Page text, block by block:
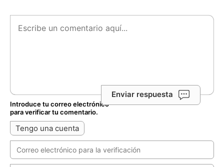
Enviar respuesta
Introduce tu correo electrónico
para verificar tu comentario.
Tengo una cuenta